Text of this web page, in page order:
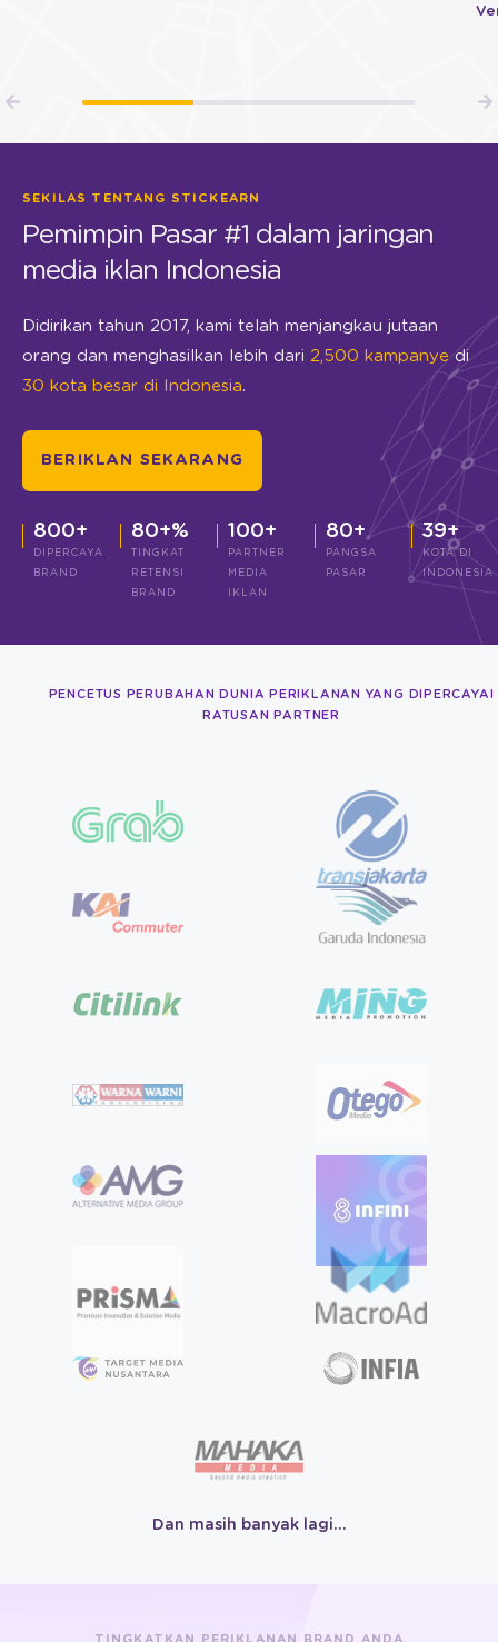
SEKILAS TENTANG STICKEARN
Pemimpin Pasar #1 dalam jaringan
media iklan Indonesia
Didirikan tahun 2017, kami telah menjangkau jutaan
orang dan menghasilkan lebih dari 2,500 kampanyedi
30 kota besar di Indonesia.
BERIKLAN SEKARANG
800+
DIPERCAYA
BRAND
80+%
TINGKAT
RETENSI
BRAND
100+
PARTNER
MEDIA
IKLAN
80+
PANGSA
PASAR
39+
KOTA DI
INDONESIA
PENCETUS PERUBAHAN DUNIA PERIKLANAN YANG DIPERCAYAI
RATUSAN PARTNER
Dan masih banyak lagi…
TINGKATKAN PERIKLANAN BRAND ANDA